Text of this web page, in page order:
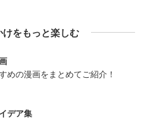
をもっと楽しむ
めの漫画をまとめてご紹介！
デア集